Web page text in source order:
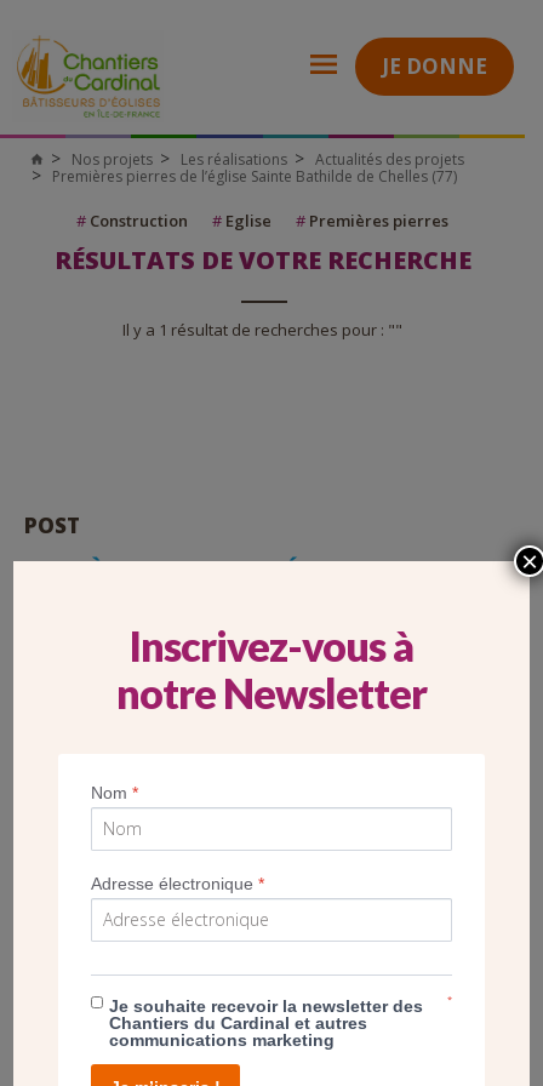
JE DONNE
Nos projets Les réalisations
Actualités des projets
Premières pierres de l’église Sainte Bathilde de Chelles (77)
# Construction # Eglise # Premières pierres
RÉSULTATS DE VOTRE RECHERCHE
Il y a 1 résultat de recherches pour : ""
POST
PREMIÈRES PIERRES DE L’ÉGLISE SAINTE
Par un froid dimanche matin, le 26 janvier 2025, sur la
place Cala, une assemblée de plus de cent personnes est
présente pour assister à un moment historique : la
Inscrivez-vous à
notre Newsletter
Nom*
Adresse électronique*
Je souhaite recevoir la newsletter des
Chantiers du Cardinal et autres
communications marketing
*
×